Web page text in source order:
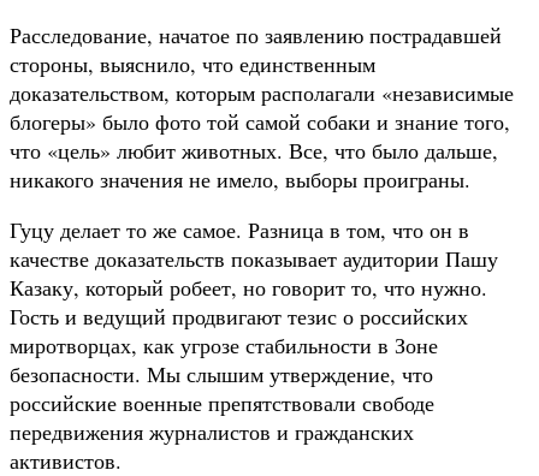
Расследование, начатое по заявлению пострадавшей
стороны, выяснило, что единственным
доказательством, которым располагали «независимые
блогеры» было фото той самой собаки и знание того,
что «цель» любит животных. Все, что было дальше,
никакого значения не имело, выборы проиграны.
Гуцу делает то же самое. Разница в том, что он в
качестве доказательств показывает аудитории Пашу
Казаку, который робеет, но говорит то, что нужно.
Гость и ведущий продвигают тезис о российских
миротворцах, как угрозе стабильности в Зоне
безопасности. Мы слышим утверждение, что
российские военные препятствовали свободе
передвижения журналистов и гражданских
активистов.